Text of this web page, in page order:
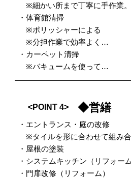
※細かい所まで丁寧に手作業。
・体育館清掃
※ポリッシャーによる
※分担作業で効率よく…
・カーペット清掃
※バキュームを使って…
<POINT 4> ◆営繕
・エントランス・庭の改修
※タイルを形に合わせて組み
・屋根の塗装
・システムキッチン（リフォーム
・門扉改修（リフォーム）